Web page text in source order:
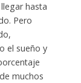
hasta
Pero
el sueño y
muchos